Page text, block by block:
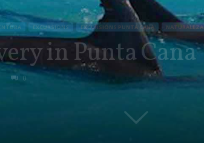
EXCURSIONS EXCURSIONS PUNTA CANA NATURALEZA
in Punta Cana
0